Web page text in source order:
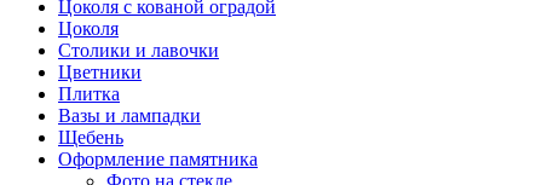
Цоколя с кованой оградой
Цоколя
Столики и лавочки
Цветники
Плитка
Вазы и лампадки
Щебень
Оформление памятника